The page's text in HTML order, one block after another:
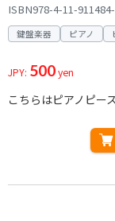
ISBN978-4-11-911484-
鍵盤楽器 ピアノ
JPY: 500yen
こちらはピアノピー